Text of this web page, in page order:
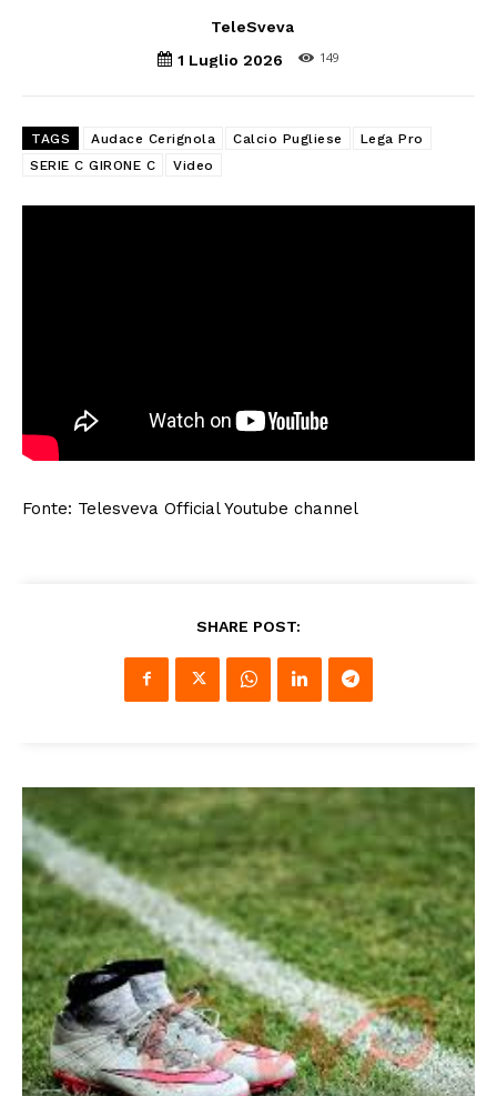
TeleSveva
1 Luglio 2026
149
TAGS Audace Cerignola Calcio Pugliese
Lega Pro
SERIE C GIRONE C
Video
Fonte: Telesveva Official Youtube channel
SHARE POST: